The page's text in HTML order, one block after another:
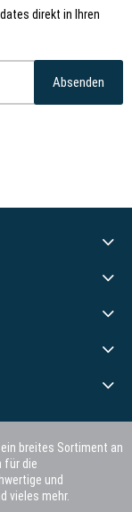
direkt in Ihren
Absenden
breites Sortiment an
für die
und
vieles mehr.